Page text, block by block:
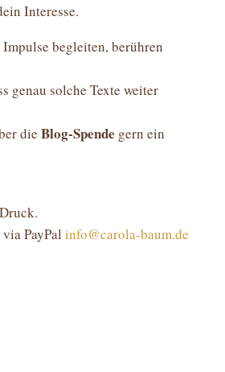
Interesse.
begleiten, berühren
genau solche Texte weiter
die Blog-Spende gern ein
PayPal info@carola-baum.de